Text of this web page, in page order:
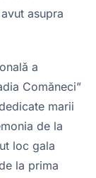
asupra
a
Comăneci”
marii
de la
loc gala
la prima